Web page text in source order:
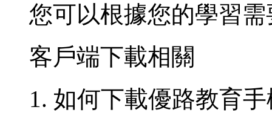
您可以根據您的學習
客戶端下載相關
1. 如何下載優路教育手